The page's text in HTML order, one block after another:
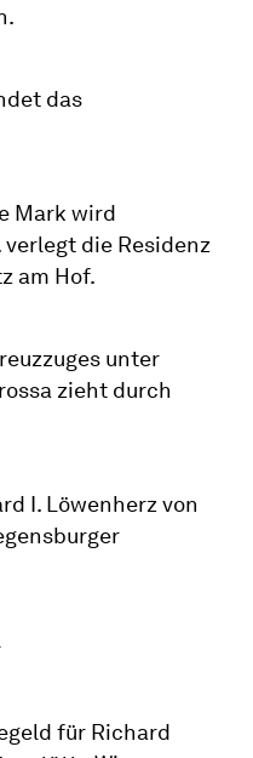
das
Mark wird
die Residenz
am Hof.
unter
zieht durch
I. Löwenherz von
für Richard